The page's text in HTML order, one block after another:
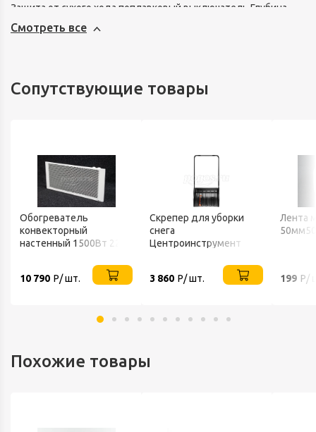
Защита от сухого хода поплавковый выключатель Глубина
погружения, м 30 Длина кабеля, м 20 Трубное соединение,
дюйм внутренняя G1 Диаметр насоса, мм 98 Мах температура
нержавеющая сталь Допустимая температура жидкости, °С
от +1°C до +35°C Класс защиты IP68 Серия Водомёт П
Смотреть все
Сопутствующие товары
Обогреватель
конвекторный
настенный 1500Вт 220В
10 790 Р/ шт.
Скрепер для уборки
снега
Центроинструмент
3 860 Р/ шт.
Лента
199 Р/
Похожие товары